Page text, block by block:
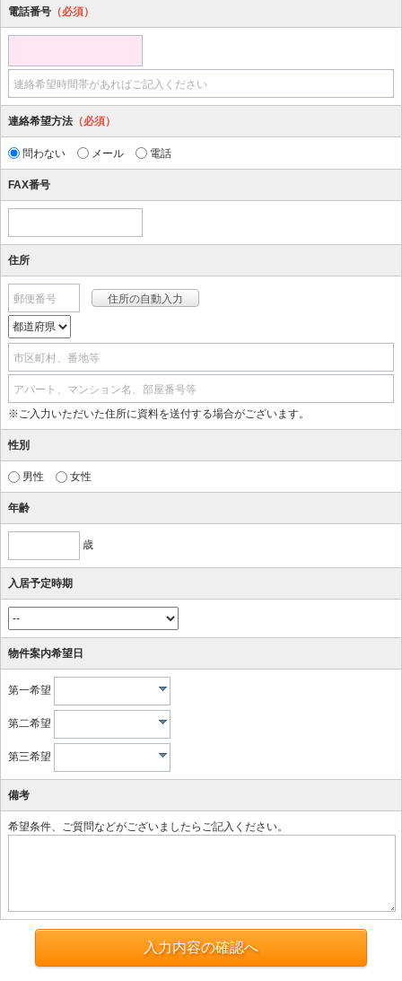
電話番号 （必須）
連絡希望時間帯があればご記入ください
連絡希望方法 （必須）
問わない メール 電話
FAX番号
住所
郵便番号
市区町村、番地等
アパート、マンション名、部屋番号等
※ご入力いただいた住所に資料を送付する場合がございます。
性別
男性 女性
年齢
歳
入居予定時期
物件案内希望日
第一希望
第二希望
第三希望
備考
希望条件、ご質問などがございましたらご記入ください。
入力内容の確認へ